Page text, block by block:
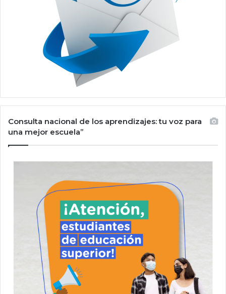
Consulta nacional de los aprendizajes: tu voz para
una mejor escuela”